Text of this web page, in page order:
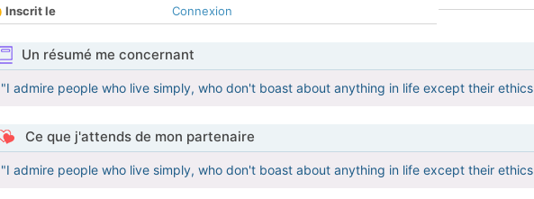
Inscrit le
Connexion
Un résumé me concernant
"I admire people who live simply, who don't boast about anything in life except their ethics
Ce que j'attends de mon partenaire
"I admire people who live simply, who don't boast about anything in life except their ethics